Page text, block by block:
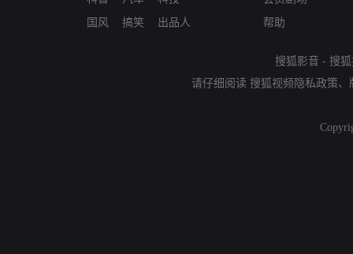
国风
搞笑
出品人
帮助
搜狐影音 - 搜
请仔细阅读 搜狐视频隐私政策、